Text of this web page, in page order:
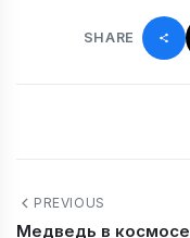
SHARE
PREVIOUS
Медведь в космосе